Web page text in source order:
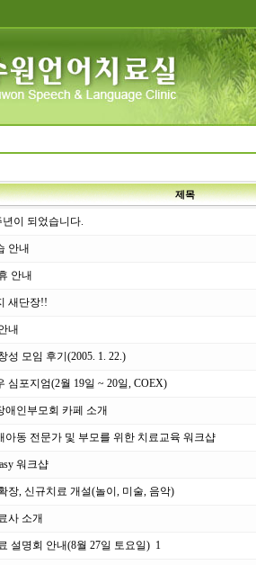
제목
년이 되었습니다.
안내
안내
새단장!!
내
성 모임 후기(2005. 1. 22.)
심포지엄(2월 19일 ~ 20일, COEX)
애인부모회 카페 소개
아동 전문가 및 부모를 위한 치료교육 워크샵
워크샵
장, 신규치료 개설(놀이, 미술, 음악)
사 소개
설명회 안내(8월 27일 토요일) 1